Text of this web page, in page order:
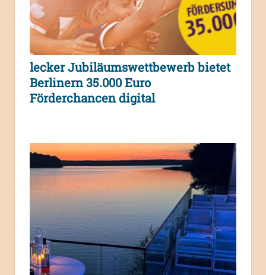
lecker Jubiläumswettbewerb bietet
Berlinern 35.000 Euro
Förderchancen digital